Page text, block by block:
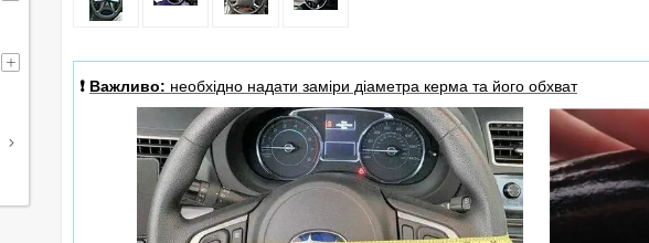
❗️ Важливо: необхідно надати заміри діаметра керма та його обхват